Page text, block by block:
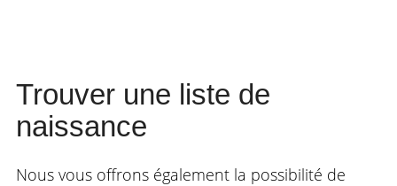
Trouver une liste de
naissance
Nous vous offrons également la possibilité de